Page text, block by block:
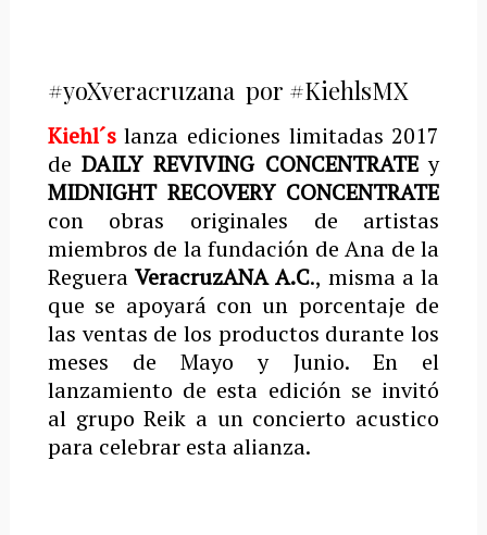
#yoXveracruzana por #KiehlsMX
Kiehl´slanza ediciones limitadas 2017
deDAILY REVIVING CONCENTRATEy
MIDNIGHT RECOVERY CONCENTRATE
con obras originales de artistas
miembros de la fundación de Ana de la
RegueraVeracruzANA A.C., misma a la
que se apoyará con un porcentaje de
las ventas de los productos durante los
meses de Mayo y Junio. En el
lanzamiento de esta edición se invitó
al grupo Reik a un concierto acustico
para celebrar esta alianza.